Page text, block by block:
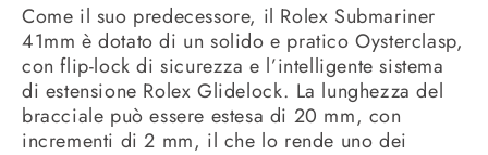
Come il suo predecessore, il Rolex Submariner
41mm è dotato di un solido e pratico Oysterclasp,
con flip-lock di sicurezza e l’intelligente sistema
di estensione Rolex Glidelock. La lunghezza del
bracciale può essere estesa di 20 mm, con
incrementi di 2 mm, il che lo rende uno dei